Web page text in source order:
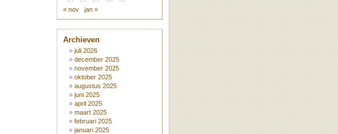
« nov
jan »
Archieven
juli 2026
december 2025
november 2025
oktober 2025
augustus 2025
juni 2025
april 2025
maart 2025
februari 2025
januari 2025